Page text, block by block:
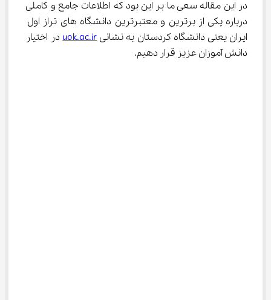
در این مقاله سعی ما بر این بود که اطلاعات جامع و کاملی
درباره یکی از برترین و معتبرترین دانشگاه های تراز اول
ایران یعنی دانشگاه کردستان به نشانی uok.ac.ir در اختیار
دانش آموزان عزیز قرار دهیم.